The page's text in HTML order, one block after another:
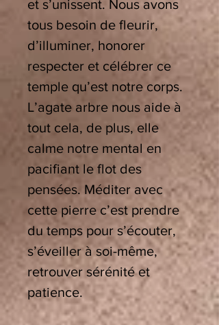
et s’unissent. Nous avons
tous besoin de fleurir,
d’illuminer, honorer
respecter et célébrer ce
temple qu’est notre corps.
L’agate arbre nous aide à
tout cela, de plus, elle
calme notre mental en
pacifiant le flot des
pensées. Méditer avec
cette pierre c’est prendre
du temps pour s’écouter,
s’éveiller à soi-même,
retrouver sérénité et
patience.